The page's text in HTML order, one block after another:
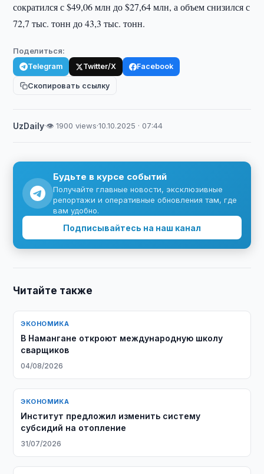
сократился с $49,06 млн до $27,64 млн, а объем снизился с
72,7 тыс. тонн до 43,3 тыс. тонн.
Поделиться:
Telegram Twitter/X Facebook
Скопировать ссылку
UzDaily·👁 1900 views·10.10.2025 · 07:44
Будьте в курсе событий
Получайте главные новости, эксклюзивные
репортажи и оперативные обновления там, где
вам удобно.
Подписывайтесь на наш канал
Читайте также
ЭКОНОМИКА
В Намангане откроют международную школу
сварщиков
04/08/2026
ЭКОНОМИКА
Институт предложил изменить систему
субсидий на отопление
31/07/2026